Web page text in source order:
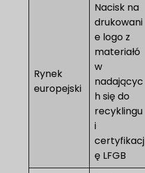
Rynek
europejski
Nacisk na
drukowani
e logo z
materiałó
w
nadającyc
h się do
recyklingu
i
certyfikacj
ę LFGB